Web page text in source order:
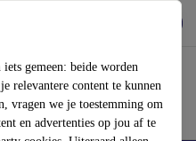
gemeen: beide worden
relevantere content te kunnen
vragen we je toestemming om
en advertenties op jou af te